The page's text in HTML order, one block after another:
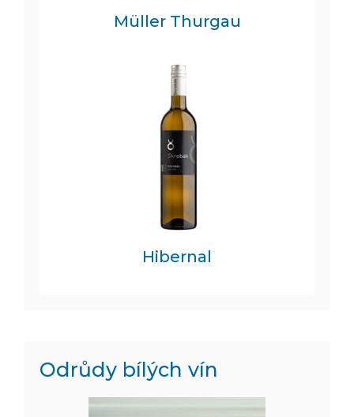
Müller Thurgau
Hibernal
Odrůdy bílých vín